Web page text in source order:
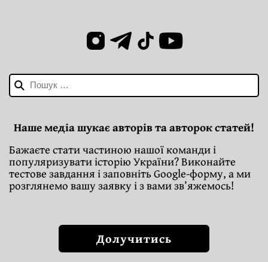
Пошук:
Наше медіа шукає авторів та авторок статей!
Бажаєте стати частиною нашої команди і
популяризувати історію України? Виконайте
тестове завдання і заповніть Google-форму, а ми
розглянемо вашу заявку і з вами зв’яжемось!
Долучитись